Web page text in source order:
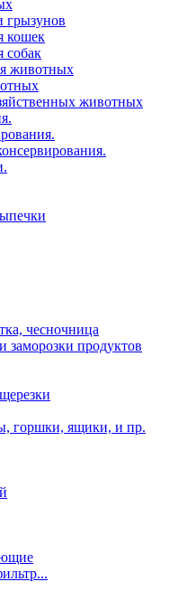
грызунов
кошек
собак
животных
животных
чесночница
заморозки продуктов
горшки, ящики, и пр.